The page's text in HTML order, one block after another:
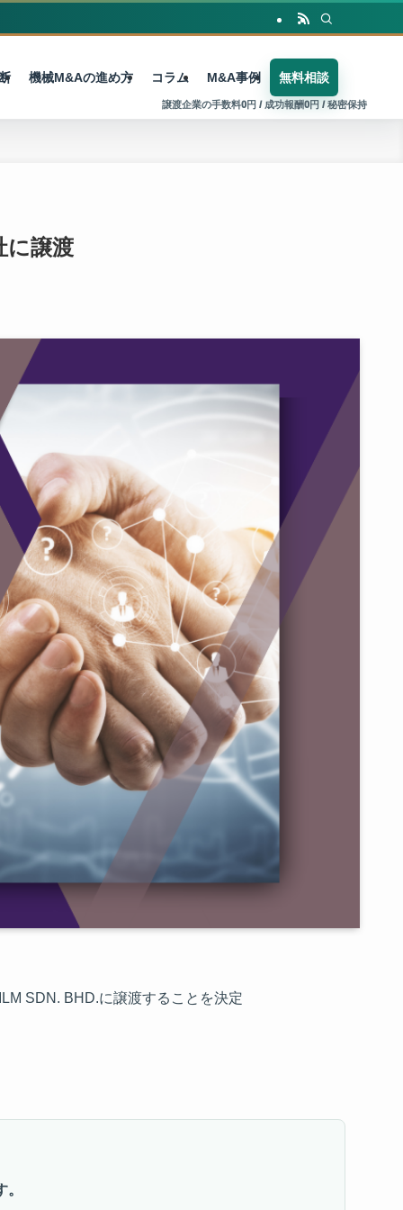
機械M&Aの進め方 コラム M&A事例 無料相談
に譲渡
SDN. BHD.に譲渡することを決定